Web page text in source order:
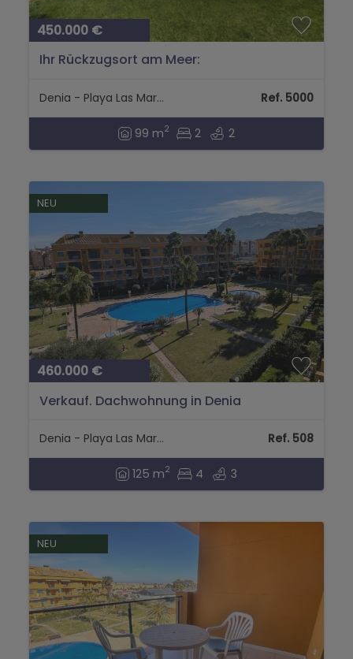
450.000 €
Ihr Rückzugsort am Meer:
vom Strand und dem Zentrum von Dénia
entfernt....
Denia - Playa Las Marinas Ref. 5000
99 m2 2 2
NEU
460.000 €
Verkauf. Dachwohnung in Denia
Denia - Playa Las Marinas Ref. 508
125 m2 4 3
NEU